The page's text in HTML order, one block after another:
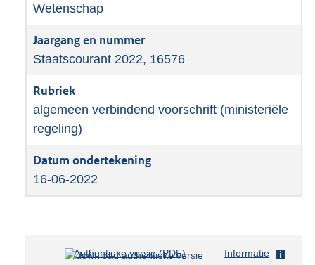
Wetenschap
Staatscourant 2022, 16576
algemeen verbindend voorschrift (ministeriële
regeling)
16-06-2022
Authentieke versie (PDF)b
Informatie